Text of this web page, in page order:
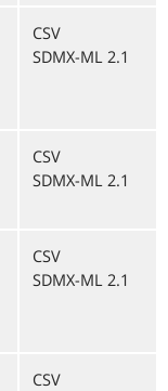
CSV
SDMX-ML 2.1
CSV
SDMX-ML 2.1
CSV
SDMX-ML 2.1
CSV